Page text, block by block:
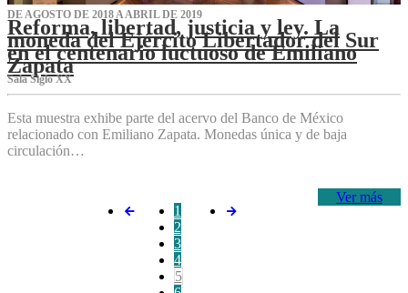
DE AGOSTO DE 2018 A ABRIL DE 2019
Reforma, libertad, justicia y ley. La
moneda del Ejército Libertador del Sur
en el centenario luctuoso de Emiliano
Zapata
Sala Siglo XX
Esta muestra exhibe parte del acervo del Banco de México
relacionado con Emiliano Zapata. Monedas única y de baja
circulación…
Ver más
1
2
3
4
5